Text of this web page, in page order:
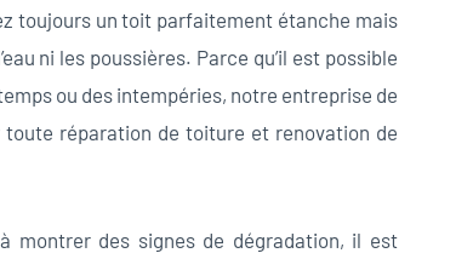
toujours un toit parfaitement étanche mais
ni les poussières. Parce qu’il est possible
ou des intempéries, notre entreprise de
réparation de toiture et renovation de
montrer des signes de dégradation, il est